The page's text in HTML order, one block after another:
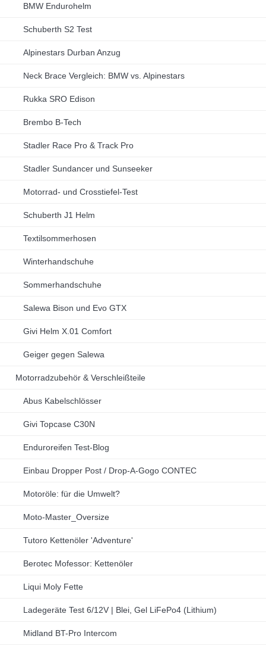
BMW Endurohelm
Schuberth S2 Test
Alpinestars Durban Anzug
Neck Brace Vergleich: BMW vs. Alpinestars
Rukka SRO Edison
Brembo B-Tech
Stadler Race Pro & Track Pro
Stadler Sundancer und Sunseeker
Motorrad- und Crosstiefel-Test
Schuberth J1 Helm
Textilsommerhosen
Winterhandschuhe
Sommerhandschuhe
Salewa Bison und Evo GTX
Givi Helm X.01 Comfort
Geiger gegen Salewa
Motorradzubehör & Verschleißteile
Abus Kabelschlösser
Givi Topcase C30N
Enduroreifen Test-Blog
Einbau Dropper Post / Drop-A-Gogo CONTEC
Motoröle: für die Umwelt?
Moto-Master_Oversize
Tutoro Kettenöler 'Adventure'
Berotec Mofessor: Kettenöler
Liqui Moly Fette
Ladegeräte Test 6/12V | Blei, Gel LiFePo4 (Lithium)
Midland BT-Pro Intercom